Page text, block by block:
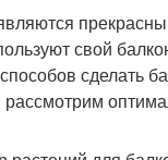
свой
сделать
рассмотрим